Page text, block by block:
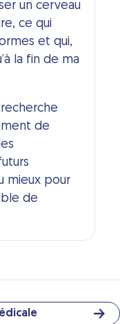
un cerveau
ce qui
et qui,
la fin de ma
de
mieux pour
de